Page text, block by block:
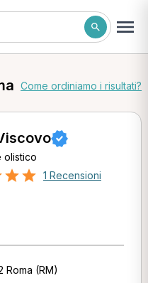
Come ordiniamo i risultati?
olistico
1 Recensioni
Roma (RM)